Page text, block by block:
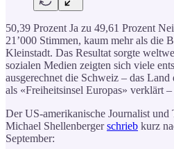
50,39 Prozent Ja zu 49,61 Prozent
21’000 Stimmen, kaum mehr als die
Kleinstadt. Das Resultat sorgte
sozialen Medien zeigten sich viele
ausgerechnet die Schweiz – das
als «Freiheitsinsel Europas» verklärt
Der US-amerikanische Journalist
Michael Shellenbergerschrieb kurz
September: